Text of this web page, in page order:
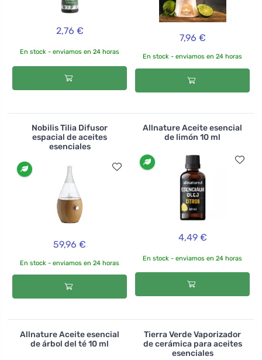
2,76 €
En stock - enviamos en 24 horas
7,96 €
En stock - enviamos en 24 horas
Nobilis Tilia Difusor
espacial de aceites
esenciales
59,96 €
En stock - enviamos en 24 horas
Allnature Aceite esencial
de limón 10 ml
4,49 €
En stock - enviamos en 24 horas
Allnature Aceite esencial
de árbol del té 10 ml
Tierra Verde Vaporizador
de cerámica para aceites
esenciales